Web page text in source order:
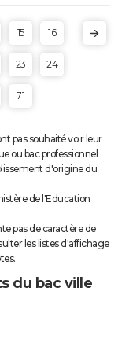
15 16
23 24
71
pas souhaité voir leur
ou bac professionnel
d'origine du
de l'Education
pas de caractère de
les listes d'affichage
du bac ville